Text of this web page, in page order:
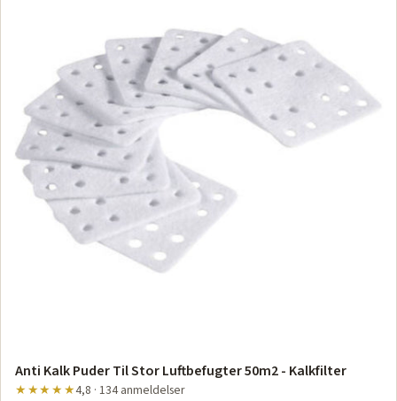
Anti Kalk Puder Til Stor Luftbefugter 50m2 - Kalkfilter
★★★★★4,8 · 134 anmeldelser